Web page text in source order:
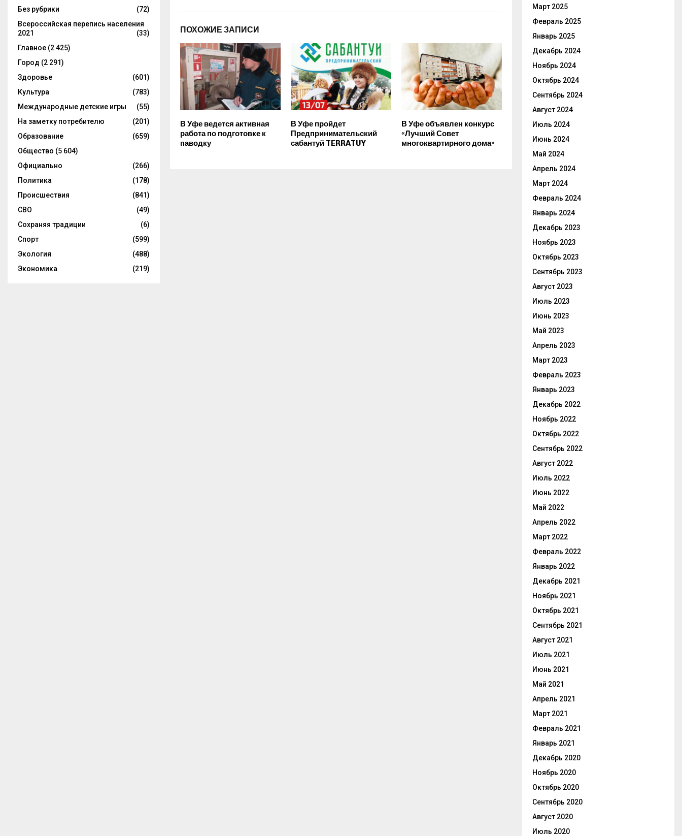
ПОХОЖИЕ ЗАПИСИ
В Уфе ведется активная
работа по подготовке к
паводку
В Уфе пройдет
Предпринимательский
сабантуй TERRATUY
В Уфе объявлен конкурс
«Лучший Совет
многоквартирного дома»
Без рубрики
(72)
Всероссийская перепись населения
2021
(33)
Главное (2 425)
Город (2 291)
Здоровье
(601)
Культура
(783)
Международные детские игры
(55)
На заметку потребителю
(201)
Образование
(659)
Общество (5 604)
Официально
(266)
Политика
(178)
Происшествия
(841)
СВО
(49)
Сохраняя традиции
(6)
Спорт
(599)
Экология
(488)
Экономика
(219)
Март 2025
Февраль 2025
Январь 2025
Декабрь 2024
Ноябрь 2024
Октябрь 2024
Сентябрь 2024
Август 2024
Июль 2024
Июнь 2024
Май 2024
Апрель 2024
Март 2024
Февраль 2024
Январь 2024
Декабрь 2023
Ноябрь 2023
Октябрь 2023
Сентябрь 2023
Август 2023
Июль 2023
Июнь 2023
Май 2023
Апрель 2023
Март 2023
Февраль 2023
Январь 2023
Декабрь 2022
Ноябрь 2022
Октябрь 2022
Сентябрь 2022
Август 2022
Июль 2022
Июнь 2022
Май 2022
Апрель 2022
Март 2022
Февраль 2022
Январь 2022
Декабрь 2021
Ноябрь 2021
Октябрь 2021
Сентябрь 2021
Август 2021
Июль 2021
Июнь 2021
Май 2021
Апрель 2021
Март 2021
Февраль 2021
Январь 2021
Декабрь 2020
Ноябрь 2020
Октябрь 2020
Сентябрь 2020
Август 2020
Июль 2020